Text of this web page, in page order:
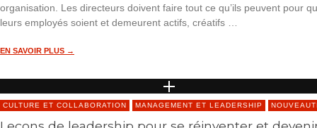
organisation. Les directeurs doivent faire tout ce qu’ils peuvent pour
leurs employés soient et demeurent actifs, créatifs …
EN SAVOIR PLUS →
CULTURE ET COLLABORATION MANAGEMENT ET LEADERSHIP